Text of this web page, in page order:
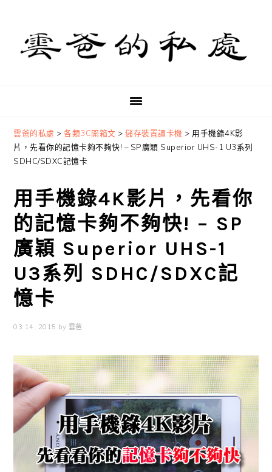
primary
navigation
content
primary
sidebar
雲爸的私處 >各類3C開箱文 >儲存裝置讀卡機 > 用手機錄4K影
片，先看你的記憶卡夠不夠快! – SP廣穎 Superior UHS-1 U3系列
SDHC/SDXC記憶卡
用手機錄4K影片，先看你
的記憶卡夠不夠快! – SP
廣穎 Superior UHS-1
U3系列 SDHC/SDXC記
憶卡
03 14, 2015 by 雲爸